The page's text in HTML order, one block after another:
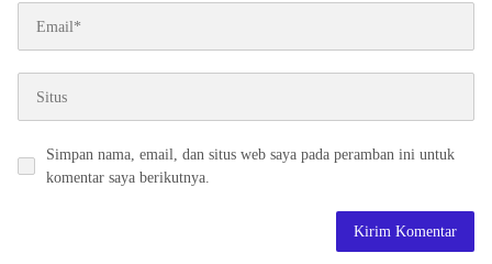
Simpan nama, email, dan situs web saya pada peramban ini untuk
komentar saya berikutnya.